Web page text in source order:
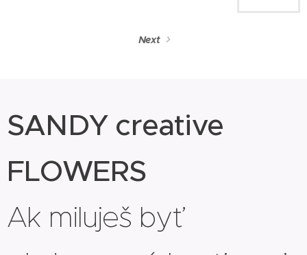
Next
SANDY creative
FLOWERS
Ak miluješ byť